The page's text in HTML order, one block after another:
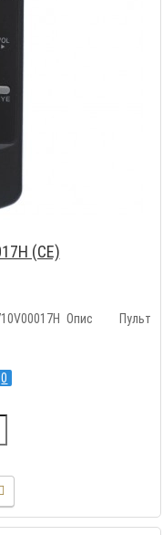
(CE)
Опис Пульт
0